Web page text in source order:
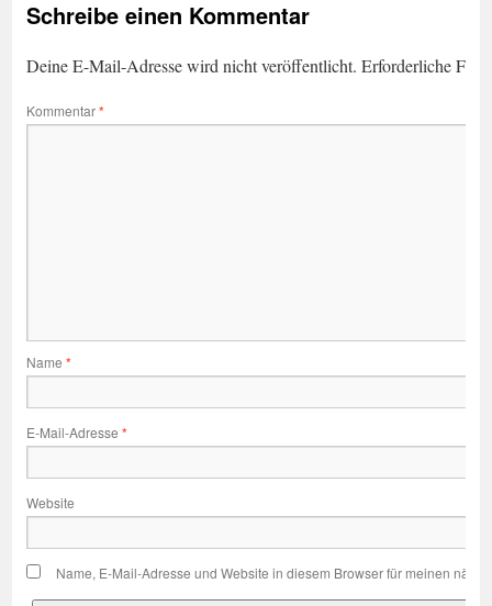
Schreibe einen Kommentar
Deine E-Mail-Adresse wird nicht veröffentlicht. Erforderliche
Kommentar*
Name *
E-Mail-Adresse *
Website
Name, E-Mail-Adresse und Website in diesem Browser für meinen